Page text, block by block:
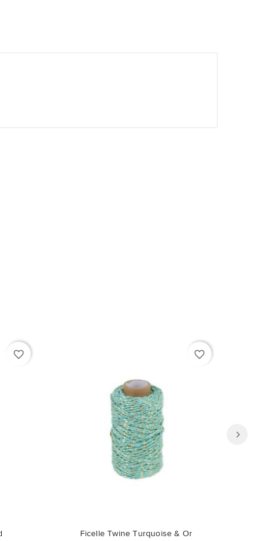
en
favorite_border favorite_border
Ficelle Twine Turquoise & Or